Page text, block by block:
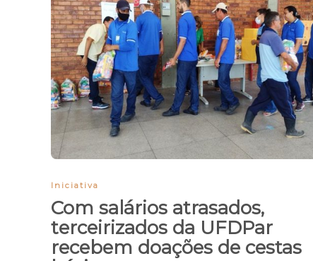
Iniciativa
Com salários atrasados,
terceirizados da UFDPar
recebem doações de cestas